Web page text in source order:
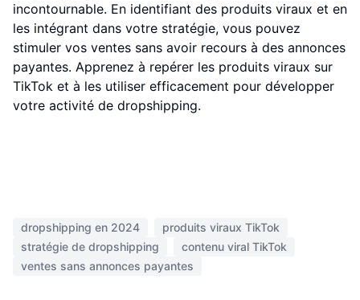
incontournable. En identifiant des produits viraux et en
les intégrant dans votre stratégie, vous pouvez
stimuler vos ventes sans avoir recours à des annonces
payantes. Apprenez à repérer les produits viraux sur
TikTok et à les utiliser efficacement pour développer
votre activité de dropshipping.
dropshipping en 2024
produits viraux TikTok
stratégie de dropshipping
contenu viral TikTok
ventes sans annonces payantes